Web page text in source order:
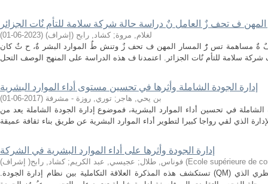
ف تحف زٌ العامل نٌ دراسة حالة شركة سلامة للتأم نٌات الجزائر
لغلام, مروة; كشاد, رابح (إشراف) (
2023-06-01
)
ةٌ مساهمة تس رٌٌ المسار المهن ف تحف زٌ وتنش طٌ الموارد البشر ةٌ، ح ثٌ كان
إدارة الجودة الشاملة وأثرها في تحسين مستوى أداء الموارد البشرية
بن يحي, هاجر ; توري, روزة - مشرفة (
2017-06-01
)
الشاملة في تحسين أداء الموارد البشرية، فموضوع إدارة الجودة الشاملة يعد من
إدارة الجودة وأثرها على أداء الموارد البشرية في الشركة
فوناس, طلال; عجيسي, عبد الكريم; كشاد, رابح( إشراف) (Ecole supérieure de
.تستكشف هذه المذكرة العلاقة التكاملية بين نظام إدارة الجودة (QM) وأداء الموارد البشرية، بدءًا من الإطار النظري الذي